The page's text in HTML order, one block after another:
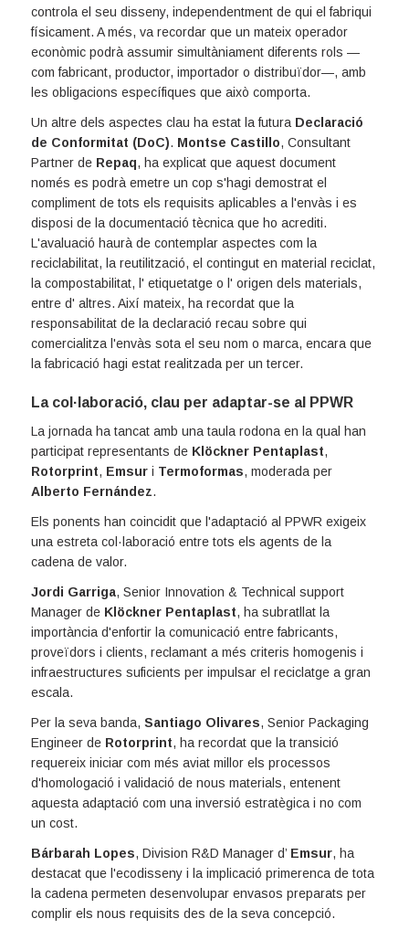
controla el seu disseny, independentment de qui el fabriqui
físicament. A més, va recordar que un mateix operador
econòmic podrà assumir simultàniament diferents rols —
com fabricant, productor, importador o distribuïdor—, amb
les obligacions específiques que això comporta.
Un altre dels aspectes clau ha estat la futura Declaració
de Conformitat (DoC). Montse Castillo, Consultant
Partner de Repaq, ha explicat que aquest document
només es podrà emetre un cop s'hagi demostrat el
compliment de tots els requisits aplicables a l'envàs i es
disposi de la documentació tècnica que ho acrediti.
L'avaluació haurà de contemplar aspectes com la
reciclabilitat, la reutilització, el contingut en material reciclat,
la compostabilitat, l' etiquetatge o l' origen dels materials,
entre d' altres. Així mateix, ha recordat que la
responsabilitat de la declaració recau sobre qui
comercialitza l'envàs sota el seu nom o marca, encara que
la fabricació hagi estat realitzada per un tercer.
La col·laboració, clau per adaptar-se al PPWR
La jornada ha tancat amb una taula rodona en la qual han
participat representants de Klöckner Pentaplast,
Rotorprint, Emsur i Termoformas, moderada per
Alberto Fernández.
Els ponents han coincidit que l'adaptació al PPWR exigeix
una estreta col·laboració entre tots els agents de la
cadena de valor.
Jordi Garriga, Senior Innovation & Technical support
Manager de Klöckner Pentaplast, ha subratllat la
importància d'enfortir la comunicació entre fabricants,
proveïdors i clients, reclamant a més criteris homogenis i
infraestructures suficients per impulsar el reciclatge a gran
escala.
Per la seva banda,Santiago Olivares, Senior Packaging
Engineer de Rotorprint, ha recordat que la transició
requereix iniciar com més aviat millor els processos
d'homologació i validació de nous materials, entenent
aquesta adaptació com una inversió estratègica i no com
un cost.
Bárbarah Lopes, Division R&D Manager d’ Emsur, ha
destacat que l'ecodisseny i la implicació primerenca de tota
la cadena permeten desenvolupar envasos preparats per
complir els nous requisits des de la seva concepció.